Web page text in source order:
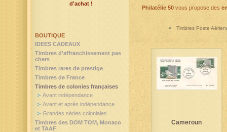
Philatélie 50 vous propose des
Timbres Poste
Cameroun
BOUTIQUE
IDEES CADEAUX
Timbres d'affranchissement pas
chers
Timbres rares de prestige
Timbres de France
Timbres de colonies françaises
Avant indépendance
Avant et après indépendance
Grandes séries coloniales
Timbres des DOM TOM, Monaco
et TAAF
d'achat !